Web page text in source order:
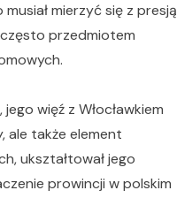
mierzyć się z presją
przedmiotem
więź z Włocławkiem
ale także element
ukształtował jego
prowincji w polskim